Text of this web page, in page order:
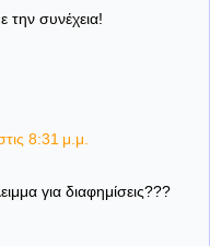
την συνέχεια!
8:31 μ.μ.
για διαφημίσεις???